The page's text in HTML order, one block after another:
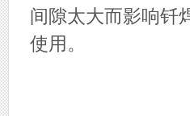
间隙太大而影响钎
使用。